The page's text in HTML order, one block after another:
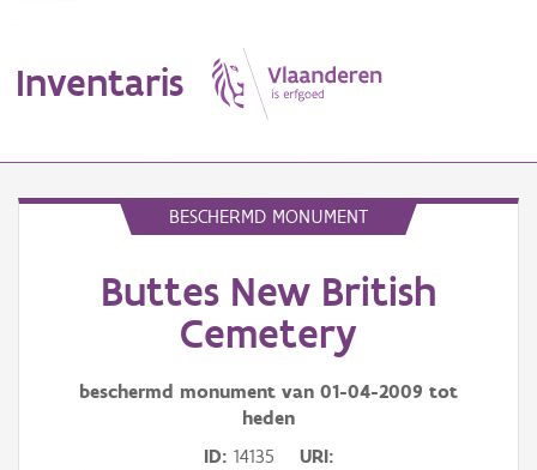
Inventaris
Erfgoedobject
Waarneming
BESCHERMD MONUMENT
Buttes New British
Cemetery
beschermd monument van 01-04-2009 tot
heden
ID 14135
URI